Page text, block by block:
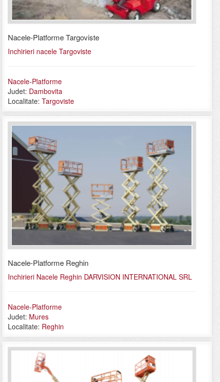
Nacele-Platforme Targoviste
Inchirieri nacele Targoviste
Nacele-Platforme
Judet: Dambovita
Localitate: Targoviste
Nacele-Platforme Reghin
Inchirieri Nacele Reghin DARVISION INTERNATIONAL SRL
Nacele-Platforme
Judet: Mures
Localitate: Reghin